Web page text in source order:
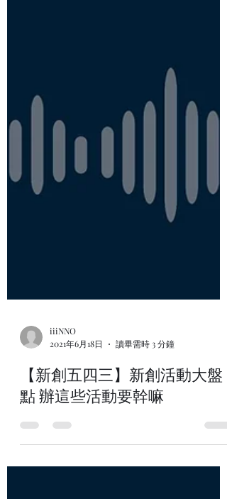
iiiNNO
2021年6月18日
讀畢需時 3 分鐘
【新創五四三】新創活動大盤
點 辦這些活動要幹嘛